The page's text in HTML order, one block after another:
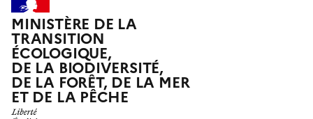
MINISTÈRE DE LA
TRANSITION
ÉCOLOGIQUE,
DE LA BIODIVERSITÉ,
DE LA FORÊT, DE LA MER
ET DE LA PÊCHE